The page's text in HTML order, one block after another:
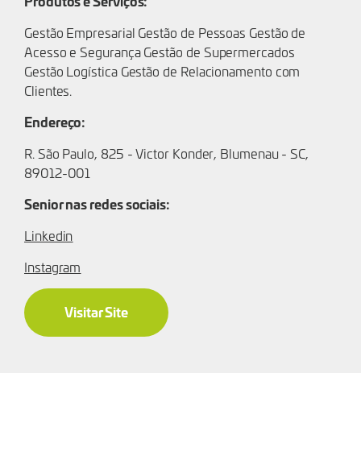
Gestão Empresarial Gestão de Pessoas Gestão de
Acesso e Segurança Gestão de Supermercados
Gestão Logística Gestão de Relacionamento com
Clientes.
Endereço:
R. São Paulo, 825 - Victor Konder, Blumenau - SC,
89012-001
Senior nas redes sociais:
Linkedin
Instagram
Visitar Site